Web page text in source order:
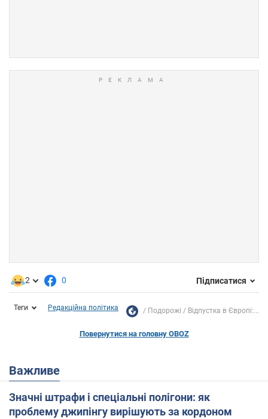
2 0 Підписатися
Теги Редакційна політика Подорожі Відпустка в Європі:...
Повернутися на головну OBOZ
Важливе
Значні штрафи і спеціальні полігони: як
проблему джипінгу вирішують за кордоном